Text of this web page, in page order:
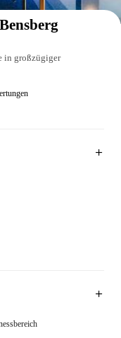
in großzügiger